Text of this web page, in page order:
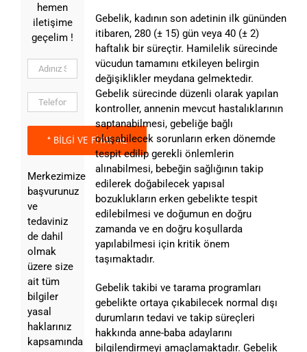
hemen
iletişime
geçelim !
Merkezimize
başvurunuz
ve
tedaviniz
de dahil
olmak
üzere size
ait tüm
bilgiler
yasal
haklarınız
kapsamında
Gebelik, kadının son adetinin ilk gününden
itibaren, 280 (± 15) gün veya 40 (± 2)
haftalık bir süreçtir. Hamilelik sürecinde
vücudun tamamını etkileyen belirgin
değişiklikler meydana gelmektedir.
Gebelik sürecinde düzenli olarak yapılan
kontroller, annenin mevcut hastalıklarının
saptanabilmesi, gebeliğe bağlı
oluşabilecek sorunların erken dönemde
tespit edilip gerekli önlemlerin
alınabilmesi, bebeğin sağlığının takip
edilerek doğabilecek yapısal
bozuklukların erken gebelikte tespit
edilebilmesi ve doğumun en doğru
zamanda ve en doğru koşullarda
yapılabilmesi için kritik önem
taşımaktadır.
Gebelik takibi ve tarama programları
gebelikte ortaya çıkabilecek normal dışı
durumların tedavi ve takip süreçleri
hakkında anne-baba adaylarını
bilgilendirmeyi amaçlamaktadır. Gebelik